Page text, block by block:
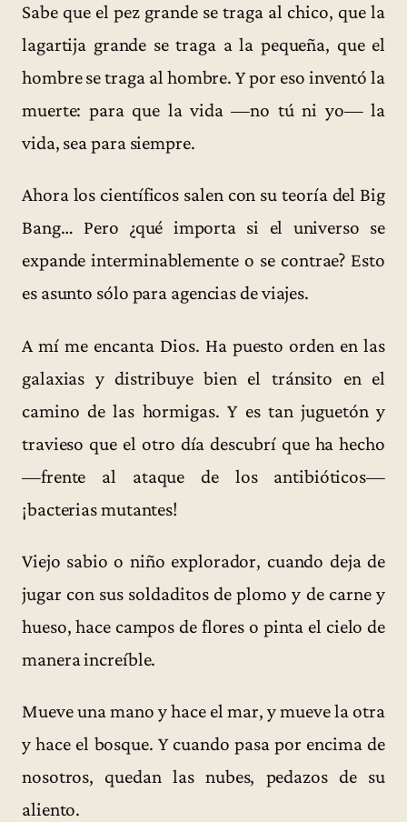
Sabe que el pez grande se traga al chico, que la
lagartija grande se traga a la pequeña, que el
hombre se traga al hombre. Y por eso inventó la
muerte: para que la vida —no tú ni yo— la
vida, sea para siempre.
Ahora los científicos salen con su teoría del Big
Bang… Pero ¿qué importa si el universo se
expande interminablemente o se contrae? Esto
es asunto sólo para agencias de viajes.
A mí me encanta Dios. Ha puesto orden en las
galaxias y distribuye bien el tránsito en el
camino de las hormigas. Y es tan juguetón y
travieso que el otro día descubrí que ha hecho
—frente al ataque de los antibióticos—
¡bacterias mutantes!
Viejo sabio o niño explorador, cuando deja de
jugar con sus soldaditos de plomo y de carne y
hueso, hace campos de flores o pinta el cielo de
manera increíble.
Mueve una mano y hace el mar, y mueve la otra
y hace el bosque. Y cuando pasa por encima de
nosotros, quedan las nubes, pedazos de su
aliento.